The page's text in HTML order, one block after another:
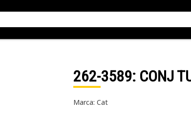
262-3589: CONJ
Marca: Cat